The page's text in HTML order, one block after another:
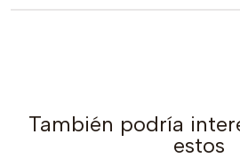
También podría
estos